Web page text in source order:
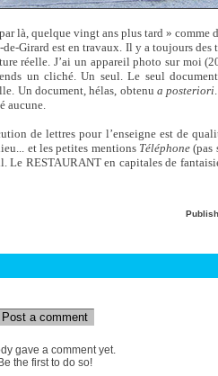
là, quelque vingt ans plus tard »
Girard est en travaux. Il y a toujours des
réelle. J’ai un appareil photo sur moi
un cliché. Un seul. Le seul
Un document, hélas, obtenua posteriori
aucune.
de lettres pour l’enseigne est de
et les petites mentions Téléphone (pas
Le RESTAURANT en capitales de
Post a comment
gave a comment yet.
the first to do so!